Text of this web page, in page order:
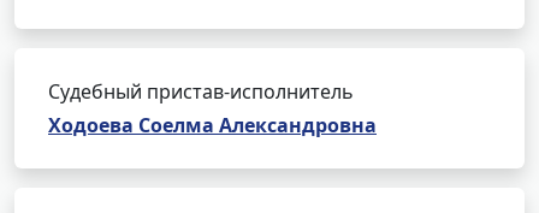
Судебный пристав-исполнитель
Ходоева Соелма Александровна